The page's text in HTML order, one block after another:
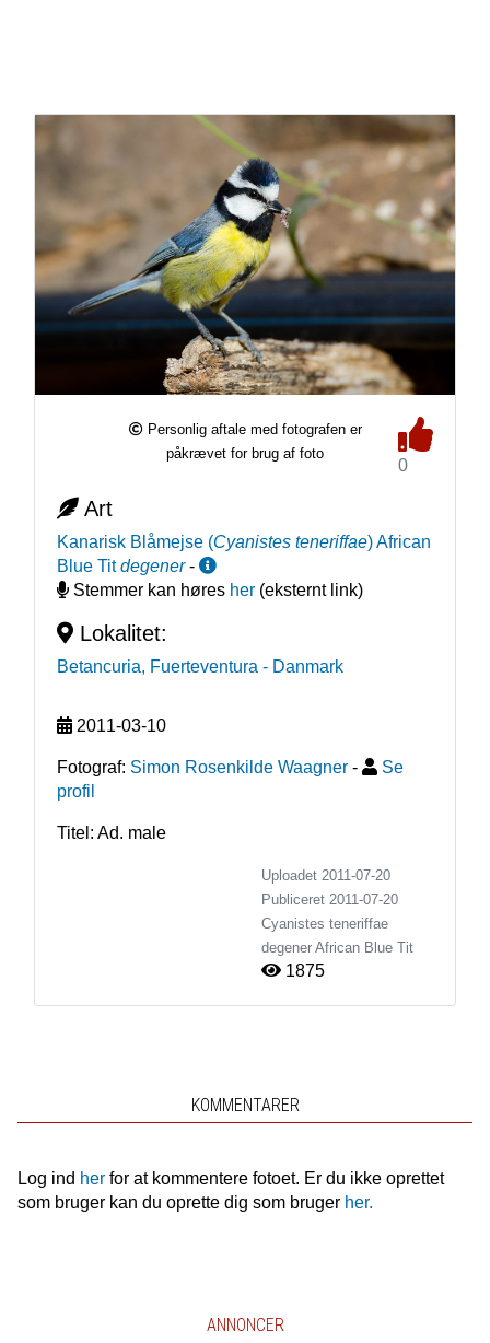
Personlig aftale med fotografen er
påkrævet for brug af foto
0
Art
Kanarisk Blåmejse (Cyanistes teneriffae)African
Blue Tit degener -
Stemmer kan høres her(eksternt link)
Lokalitet:
Betancuria, Fuerteventura - Danmark
2011-03-10
Fotograf: Simon Rosenkilde Waagner -
Se
profil
Titel: Ad. male
Uploadet 2011-07-20
Publiceret 2011-07-20
Cyanistes teneriffae
degener African Blue Tit
1875
KOMMENTARER
Log ind herfor at kommentere fotoet. Er du ikke oprettet
som bruger kan du oprette dig som bruger her.
ANNONCER